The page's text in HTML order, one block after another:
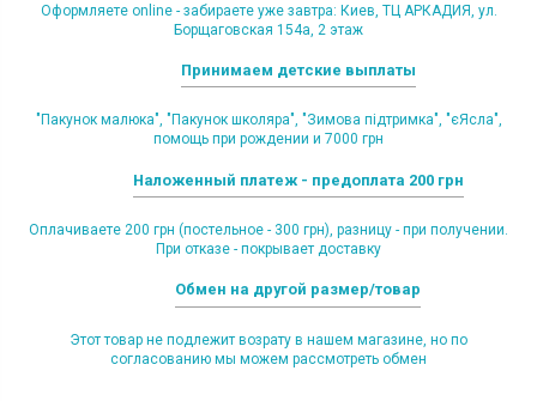
Оформляете online - забираете уже завтра: Киев, ТЦ АРКАДИЯ, ул.
Борщаговская 154а, 2 этаж
Принимаем детские выплаты
"Пакунок малюка", "Пакунок школяра", "Зимова підтримка", "єЯсла",
помощь при рождении и 7000 грн
Наложенный платеж - предоплата 200 грн
Оплачиваете 200 грн (постельное - 300 грн), разницу - при получении.
При отказе - покрывает доставку
Обмен на другой размер/товар
Этот товар не подлежит возрату в нашем магазине, но по
согласованию мы можем рассмотреть обмен